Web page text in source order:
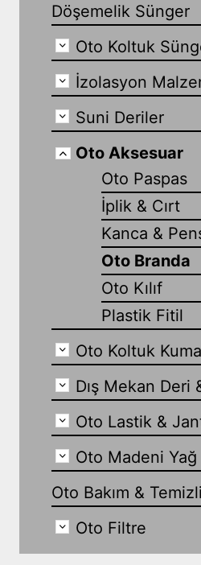
Döşemelik Sünger
Oto Koltuk
İzolasyon
Suni Deriler
Oto Aksesuar
Oto Paspas
İplik & Cırt
Kanca &
Oto Branda
Oto Kılıf
Plastik Fitil
Oto Koltuk
Dış Mekan Deri
Oto Lastik &
Oto Madeni Yağ
Oto Bakım &
Oto Filtre